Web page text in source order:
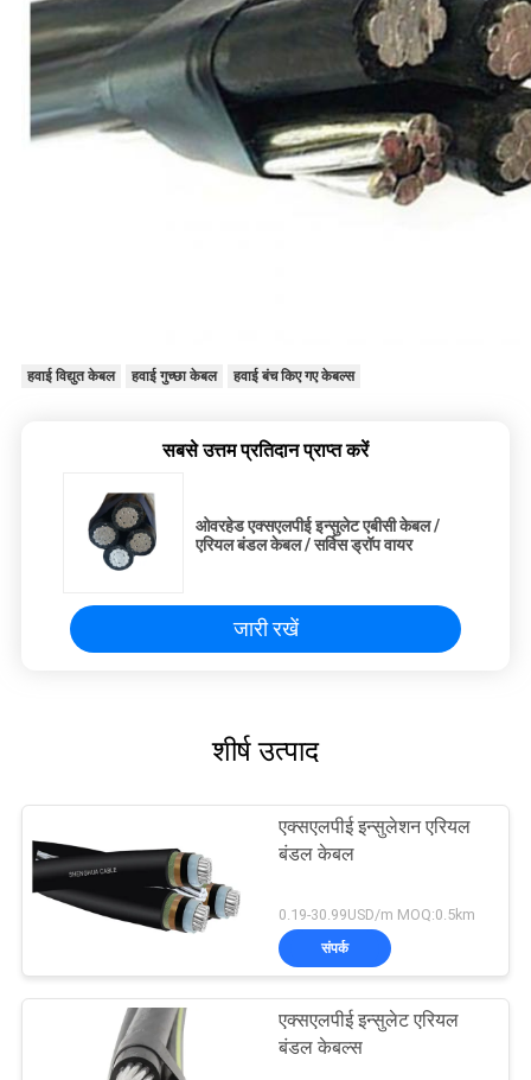
हवाई विद्युत केबल हवाई गुच्छा केबल हवाई बंच किए गए केबल्स
सबसे उत्तम प्रतिदान प्राप्त करें
ओवरहेड एक्सएलपीई इन्सुलेट एबीसी केबल /
एरियल बंडल केबल / सर्विस ड्रॉप वायर
जारी रखें
शीर्ष उत्पाद
एक्सएलपीई इन्सुलेशन एरियल
बंडल केबल
0.19-30.99USD/m MOQ:0.5km
संपर्क
एक्सएलपीई इन्सुलेट एरियल
बंडल केबल्स